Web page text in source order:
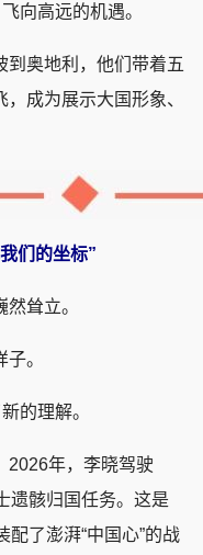
向高远的机遇。
奥地利，他们带着五
成为展示大国形象、
们的坐标”
耸立。
。
的理解。
年，李晓驾驶
遗骸归国任务。这是
了澎湃“中国心”的战